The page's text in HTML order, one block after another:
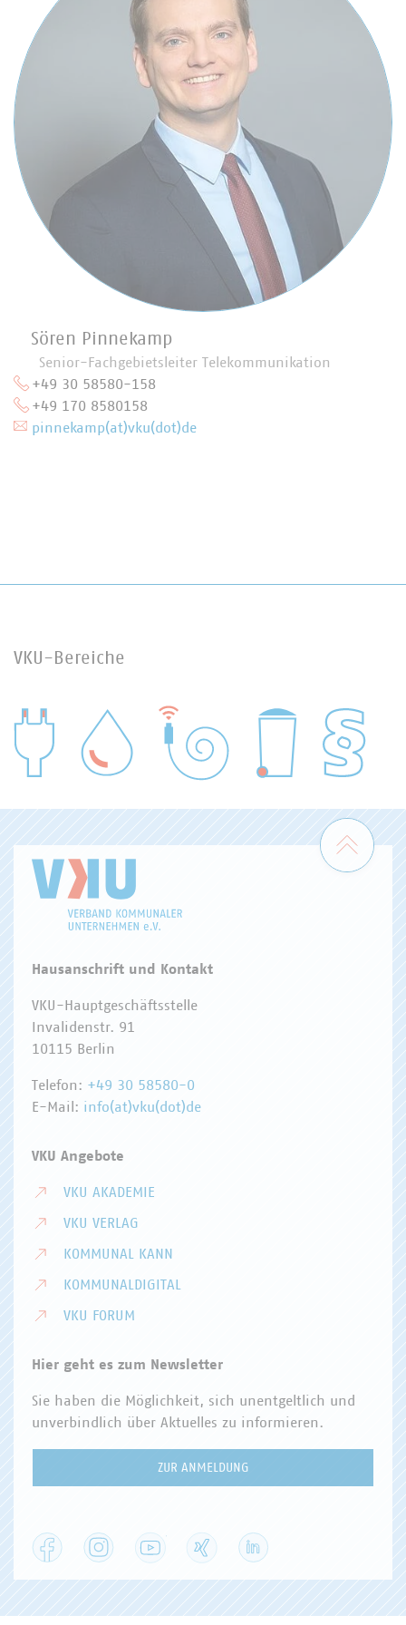
Sören Pinnekamp
Senior-Fachgebietsleiter Telekommunikation
+49 30 58580-158
+49 170 8580158
pinnekamp(at)vku(dot)de
VKU-Bereiche
WASSER/ABWASSER
Zum
Hausanschrift und Kontakt
VKU-Hauptgeschäftsstelle
Invalidenstr. 91
10115 Berlin
Telefon: +49 30 58580-0
E-Mail: info(at)vku(dot)de
VKU Angebote
VKU AKADEMIE
VKU VERLAG
KOMMUNAL KANN
KOMMUNALDIGITAL
VKU FORUM
Hier geht es zum Newsletter
Sie haben die Möglichkeit, sich unentgeltlich und
unverbindlich über Aktuelles zu informieren.
ZUR ANMELDUNG
Facebook Instagram YouTube